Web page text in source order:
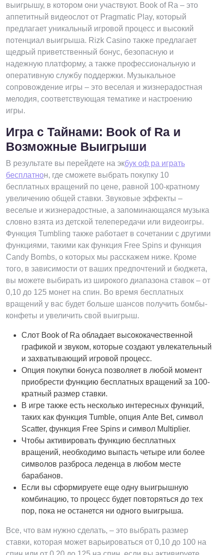
выигрышу, в котором они участвуют. Book of Ra – это
аппетитный видеослот от Pragmatic Play, который
предлагает уникальный игровой процесс и высокий
потенциал выигрыша. Rizk Casino также предлагает
щедрый приветственный бонус, безопасную и
надежную платформу, а также профессиональную и
оперативную службу поддержки. Музыкальное
сопровождение игры – это веселая и жизнерадостная
мелодия, соответствующая тематике и настроению
игры.
Игра с Тайнами: Book of Ra и
Возможные Выигрыши
В результате вы перейдете на экбук оф ра играть
бесплатнон, где сможете выбрать покупку 10
бесплатных вращений по цене, равной 100-кратному
увеличению общей ставки. Звуковые эффекты –
веселые и жизнерадостные, а запоминающаяся музыка
словно взята из детской телепередачи или видеоигры.
Функция Tumbling также работает в сочетании с другими
функциями, такими как функция Free Spins и функция
Candy Bombs, о которых мы расскажем ниже. Кроме
того, в зависимости от ваших предпочтений и бюджета,
вы можете выбирать из широкого диапазона ставок – от
0,10 до 125 монет на спин. Во время бесплатных
вращений у вас будет больше шансов получить бомбы-
конфеты и увеличить свой выигрыш.
Слот Book of Ra обладает высококачественной
графикой и звуком, которые создают увлекательный
и захватывающий игровой процесс.
Опция покупки бонуса позволяет в любой момент
приобрести функцию бесплатных вращений за 100-
кратный размер ставки.
В игре также есть несколько интересных функций,
таких как функция Tumble, опция Ante Bet, символ
Scatter, функция Free Spins и символ Multiplier.
Чтобы активировать функцию бесплатных
вращений, необходимо выпасть четыре или более
символов разброса леденца в любом месте
барабанов.
Если вы сформируете еще одну выигрышную
комбинацию, то процесс будет повторяться до тех
пор, пока не останется ни одного выигрыша.
Все, что вам нужно сделать, – это выбрать размер
ставки, которая может варьироваться от 0,10 до 100 на